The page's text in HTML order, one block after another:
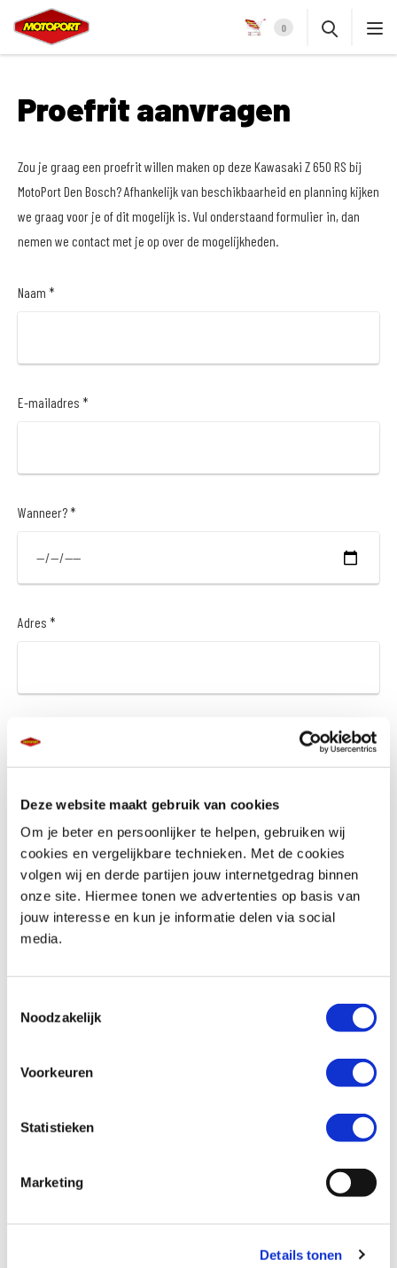
Deze website maakt gebruik van cookies
Om je beter en persoonlijker te helpen, gebruiken wij
cookies en vergelijkbare technieken. Met de cookies
volgen wij en derde partijen jouw internetgedrag binnen
onze site. Hiermee tonen we advertenties op basis van
jouw interesse en kun je informatie delen via social
media.
Noodzakelijk
Voorkeuren
Statistieken
Marketing
Details tonen
0
Proefrit aanvragen
Zou je graag een proefrit willen maken op deze Kawasaki Z 650 RS bij
MotoPort Den Bosch? Afhankelijk van beschikbaarheid en planning kijken
we graag voor je of dit mogelijk is. Vul onderstaand formulier in, dan
nemen we contact met je op over de mogelijkheden.
Naam *
E-mailadres *
Wanneer? *
Adres *
Woonplaats *